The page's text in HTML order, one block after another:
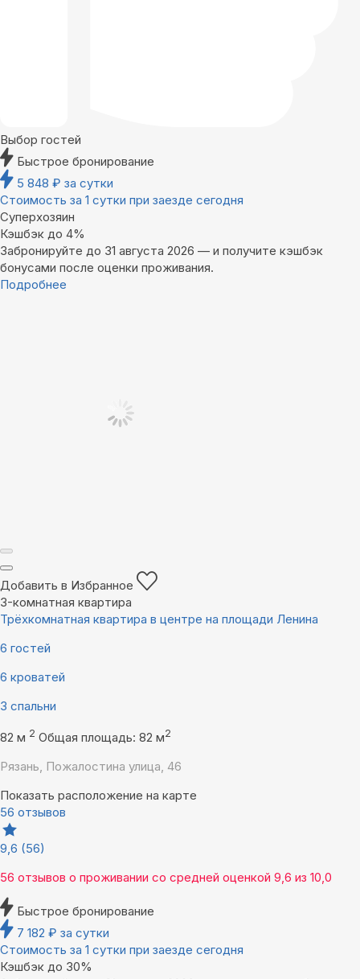
Выбор гостей
Быстрое бронирование
5 848 ₽ за сутки
Стоимость за 1 сутки при заезде сегодня
Суперхозяин
Кэшбэк до 4%
Забронируйте до 31 августа 2026 — и получите кэшбэк
бонусами после оценки проживания.
Подробнее
Добавить в Избранное
3-комнатная квартира
Трёхкомнатная квартира в центре на площади Ленина
6 гостей
6 кроватей
3 спальни
82 м 2 Общая площадь: 82 м2
Рязань, Пожалостина улица, 46
Показать расположение на карте
56 отзывов
9,6 (56)
56 отзывов о проживании со средней оценкой 9,6 из 10,0
Быстрое бронирование
7 182 ₽ за сутки
Стоимость за 1 сутки при заезде сегодня
Кэшбэк до 30%